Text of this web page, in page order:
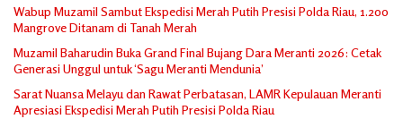
Wabup Muzamil Sambut Ekspedisi Merah Putih Presisi Polda Riau, 1.200
Mangrove Ditanam di Tanah Merah
Muzamil Baharudin Buka Grand Final Bujang Dara Meranti 2026: Cetak
Generasi Unggul untuk ‘Sagu Meranti Mendunia’
Sarat Nuansa Melayu dan Rawat Perbatasan, LAMR Kepulauan Meranti
Apresiasi Ekspedisi Merah Putih Presisi Polda Riau